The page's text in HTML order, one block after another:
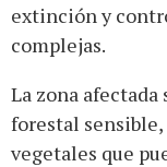
extinción y
complejas.
La zona
forestal sensible,
vegetales que